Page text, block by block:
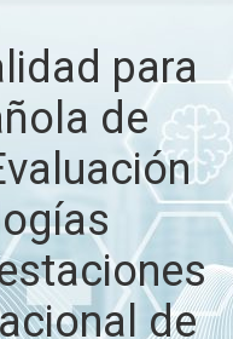
para
de
de